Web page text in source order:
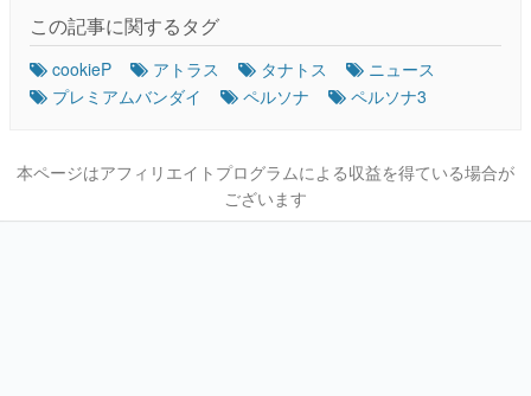
この記事に関するタグ
cookieP アトラス タナトス
ニュース
プレミアムバンダイ
ペルソナ ペルソナ3
本ページはアフィリエイトプログラムによる収益を得ている場合が
ございます